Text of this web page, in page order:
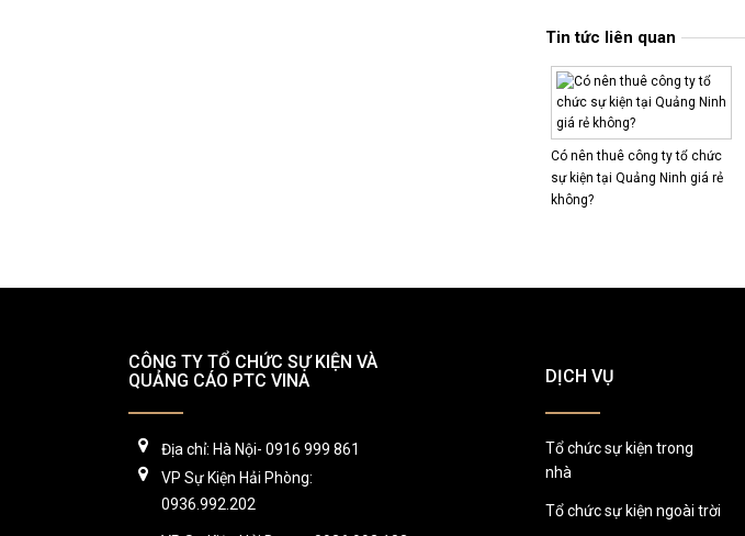
Tin tức liên quan
Có nên thuê công ty tổ chức
sự kiện tại Quảng Ninh giá rẻ
không?
CÔNG TY TỔ CHỨC SỰ KIỆN VÀ
QUẢNG CÁO PTC VINA
Địa chỉ: Hà Nội- 0916 999 861
VP Sự Kiện Hải Phòng:
0936.992.202
DỊCH VỤ
Tổ chức sự kiện trong
nhà
Tổ chức sự kiện ngoài trời